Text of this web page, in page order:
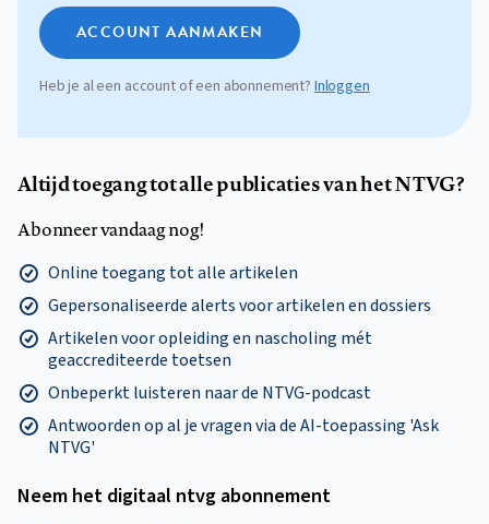
ACCOUNT AANMAKEN
Heb je al een account of een abonnement?Inloggen
Altijd toegang tot alle publicaties van het NTVG?
Abonneer vandaag nog!
Online toegang tot alle artikelen
Gepersonaliseerde alerts voor artikelen en dossiers
Artikelen voor opleiding en nascholing mét
geaccrediteerde toetsen
Onbeperkt luisteren naar de NTVG-podcast
Antwoorden op al je vragen via de AI-toepassing 'Ask
NTVG'
Neem het digitaal ntvg abonnement